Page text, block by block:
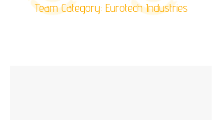
Team Category: Eurotech Industries